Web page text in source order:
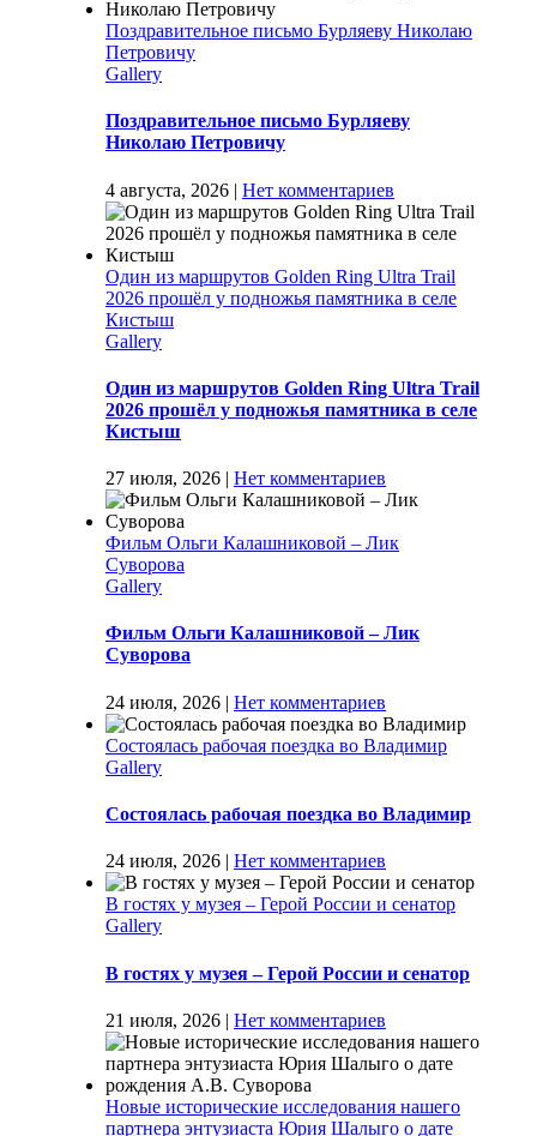
Поздравительное письмо Бурляеву Николаю
Петровичу
Gallery
Поздравительное письмо Бурляеву
Николаю Петровичу
4 августа, 2026 | Нет комментариев
Один из маршрутов Golden Ring Ultra Trail
2026 прошёл у подножья памятника в селе
Кистыш
Gallery
Один из маршрутов Golden Ring Ultra Trail
2026 прошёл у подножья памятника в селе
Кистыш
27 июля, 2026 | Нет комментариев
Фильм Ольги Калашниковой – Лик
Суворова
Gallery
Фильм Ольги Калашниковой – Лик
Суворова
24 июля, 2026 | Нет комментариев
Состоялась рабочая поездка во Владимир
Gallery
Состоялась рабочая поездка во Владимир
24 июля, 2026 | Нет комментариев
В гостях у музея – Герой России и сенатор
Gallery
В гостях у музея – Герой России и сенатор
21 июля, 2026 | Нет комментариев
Новые исторические исследования нашего
партнера энтузиаста Юрия Шалыго о дате